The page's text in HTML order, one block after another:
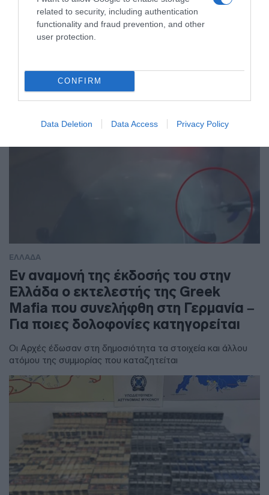
related to security, including authentication
functionality and fraud prevention, and other
user protection.
CONFIRM
Data Deletion Data Access Privacy Policy
Χειροπέδες σε 12 οπαδούς κατά τη
διάρκεια του αγώνα Παναθηναϊκός –
ΤΣΣΚΑ 1948 στο ΟΑΚΑ
ΕΛΛΑΔΑ
Εν αναμονή της έκδοσής του στην
Ελλάδα ο εκτελεστής της Greek
Mafia που συνελήφθη στη Γερμανία –
Για ποιες δολοφονίες κατηγορείται
Οι Αρχές έδωσαν στη δημοσιότητα τα στοιχεία και άλλου
ατόμου της συμμορίας που καταζητείται